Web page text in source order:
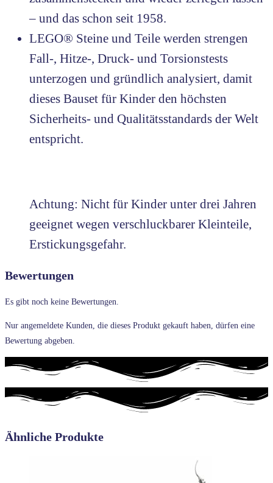
– und das schon seit 1958.
LEGO® Steine und Teile werden strengen
Fall-, Hitze-, Druck- und Torsionstests
unterzogen und gründlich analysiert, damit
dieses Bauset für Kinder den höchsten
Sicherheits- und Qualitätsstandards der Welt
entspricht.
Achtung: Nicht für Kinder unter drei Jahren
geeignet wegen verschluckbarer Kleinteile,
Erstickungsgefahr.
Bewertungen
Es gibt noch keine Bewertungen.
Nur angemeldete Kunden, die dieses Produkt gekauft haben, dürfen eine
Bewertung abgeben.
Ähnliche Produkte